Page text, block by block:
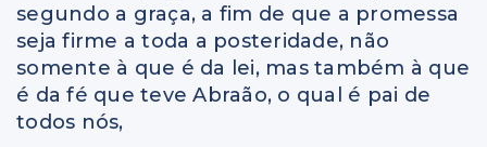
segundo a graça, a fim de que a promessa
seja firme a toda a posteridade, não
somente à que é da lei, mas também à que
é da fé que teve Abraão, o qual é pai de
todos nós,